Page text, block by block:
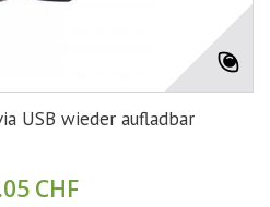
USB wieder aufladbar
CHF